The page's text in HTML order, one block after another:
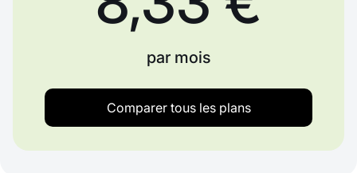
par mois
Comparer tous les plans